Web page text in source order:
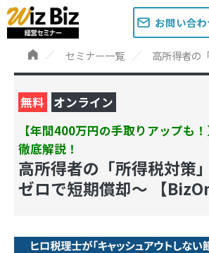
お問い合
セミナー一覧 高所得者の
無料
オンライン
【年間400万円の手取りアップも
徹底解説！
高所得者の「所得税対策
ゼロで短期償却〜 【